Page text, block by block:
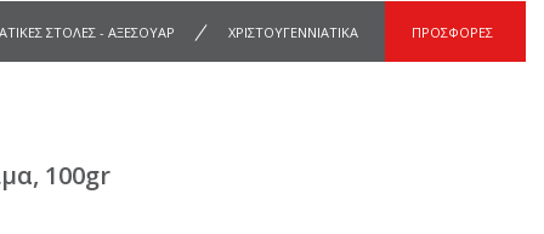
ΣΤΟΛΕΣ - ΑΞΕΣΟΥΑΡ ΧΡΙΣΤΟΥΓΕΝΝΙΑΤΙΚΑ ΠΡΟΣΦΟΡΕΣ
100gr